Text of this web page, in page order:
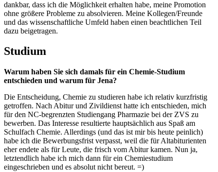
dankbar, dass ich die Möglichkeit erhalten habe, meine Promotion
ohne größere Probleme zu absolvieren. Meine Kollegen/Freunde
und das wissenschaftliche Umfeld haben einen beachtlichen Teil
dazu beigetragen.
Studium
Warum haben Sie sich damals für ein Chemie-Studium
entschieden und warum für Jena?
Die Entscheidung, Chemie zu studieren habe ich relativ kurzfristig
getroffen. Nach Abitur und Zivildienst hatte ich entschieden, mich
für den NC-begrenzten Studiengang Pharmazie bei der ZVS zu
bewerben. Das Interesse resultierte hauptsächlich aus Spaß am
Schulfach Chemie. Allerdings (und das ist mir bis heute peinlich)
habe ich die Bewerbungsfrist verpasst, weil die für Altabiturienten
eher endete als für Leute, die frisch vom Abitur kamen. Nun ja,
letztendlich habe ich mich dann für ein Chemiestudium
eingeschrieben und es absolut nicht bereut. =)